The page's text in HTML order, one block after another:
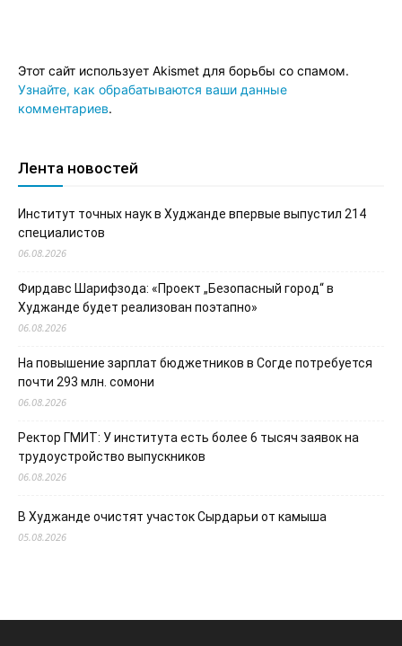
Этот сайт использует Akismet для борьбы со спамом.
Узнайте, как обрабатываются ваши данные
комментариев.
Лента новостей
Институт точных наук в Худжанде впервые выпустил 214
специалистов
06.08.2026
Фирдавс Шарифзода: «Проект „Безопасный город“ в
Худжанде будет реализован поэтапно»
06.08.2026
На повышение зарплат бюджетников в Согде потребуется
почти 293 млн. сомони
06.08.2026
Ректор ГМИТ: У института есть более 6 тысяч заявок на
трудоустройство выпускников
06.08.2026
В Худжанде очистят участок Сырдарьи от камыша
05.08.2026